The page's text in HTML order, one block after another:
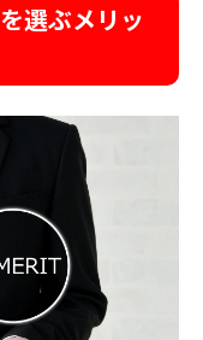
を選ぶメリッ